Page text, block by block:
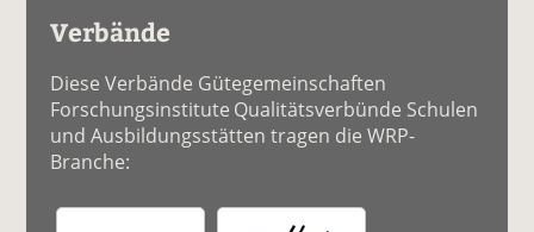
Verbände
Diese Verbände Gütegemeinschaften
Forschungsinstitute Qualitätsverbünde Schulen
und Ausbildungsstätten tragen die WRP-
Branche: